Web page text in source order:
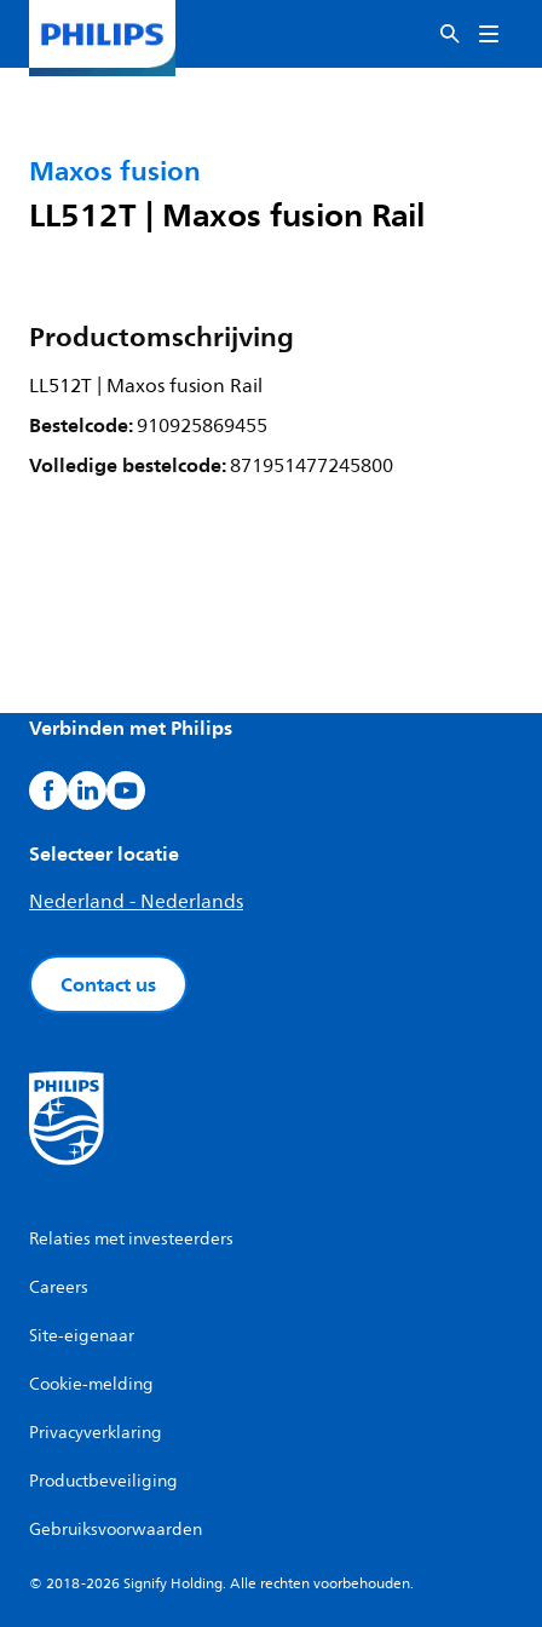
Maxos fusion
LL512T | Maxos fusion Rail
Productomschrijving
LL512T | Maxos fusion Rail
Bestelcode:910925869455
Volledige bestelcode:871951477245800
Verbinden met Philips
Selecteer locatie
Nederland - Nederlands
Contact us
Relaties met investeerders
Careers
Site-eigenaar
Cookie-melding
Privacyverklaring
Productbeveiliging
Gebruiksvoorwaarden
© 2018-2026 Signify Holding. Alle rechten voorbehouden.